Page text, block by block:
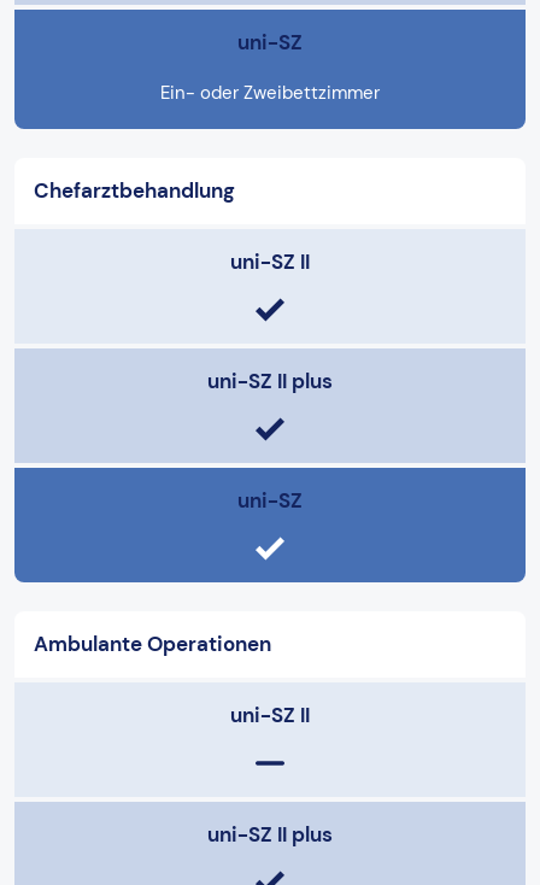
uni-SZ
Ein- oder Zweibettzimmer
Chefarztbehandlung
uni-SZ II
uni-SZ II plus
uni-SZ
Ambulante Operationen
uni-SZ II
uni-SZ II plus